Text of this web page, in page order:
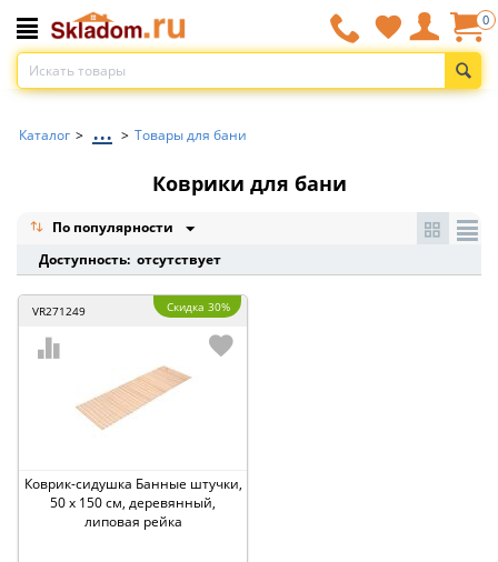
0
Каталог > ... > Товары для бани
Коврики для бани
По популярности
Доступность: отсутствует
VR271249 Скидка 30%
Коврик-сидушка Банные штучки,
50 x 150 см, деревянный,
липовая рейка